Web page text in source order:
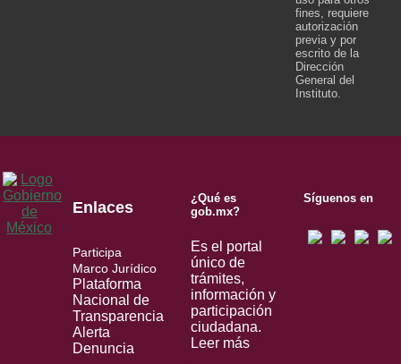
fines, requiere
autorización
previa y por
escrito de la
Dirección
General del
Instituto.
Enlaces
Participa
Marco Jurídico
Plataforma
Nacional de
Transparencia
Alerta
Denuncia
¿Qué es
gob.mx?
Es el portal
único de
trámites,
información y
participación
ciudadana.
Leer más
Síguenos en